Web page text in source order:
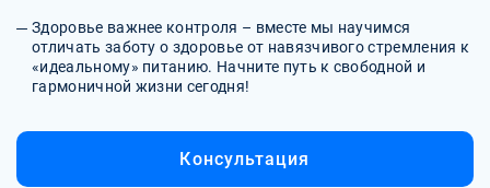
Здоровье важнее контроля – вместе мы научимся
отличать заботу о здоровье от навязчивого стремления к
«идеальному» питанию. Начните путь к свободной и
гармоничной жизни сегодня!
Консультация